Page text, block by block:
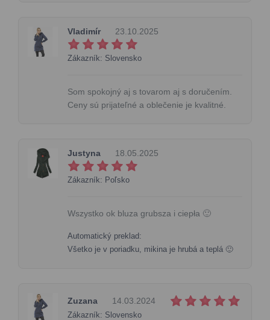
Vladimír 23.10.2025
Zákazník: Slovensko
Som spokojný aj s tovarom aj s doručením.
Ceny sú prijateľné a oblečenie je kvalitné.
Justyna 18.05.2025
Zákazník: Poľsko
Wszystko ok bluza grubsza i ciepła 🙂
Automatický preklad:
Všetko je v poriadku, mikina je hrubá a teplá 🙂
Zuzana 14.03.2024
Zákazník: Slovensko